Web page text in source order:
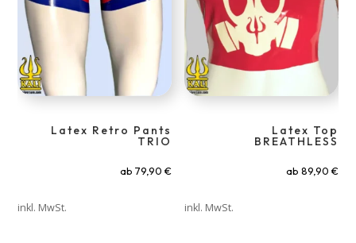
Latex Retro Pants
TRIO
ab 79,90 €
inkl. MwSt.
Latex Top
BREATHLESS
ab 89,90 €
inkl. MwSt.